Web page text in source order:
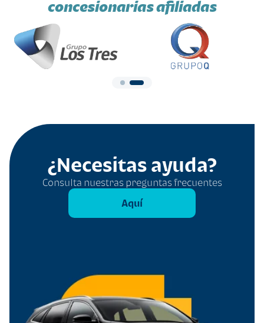
concesionarias afiliadas
¿Necesitas ayuda?
Consulta nuestras preguntas frecuentes
Aquí